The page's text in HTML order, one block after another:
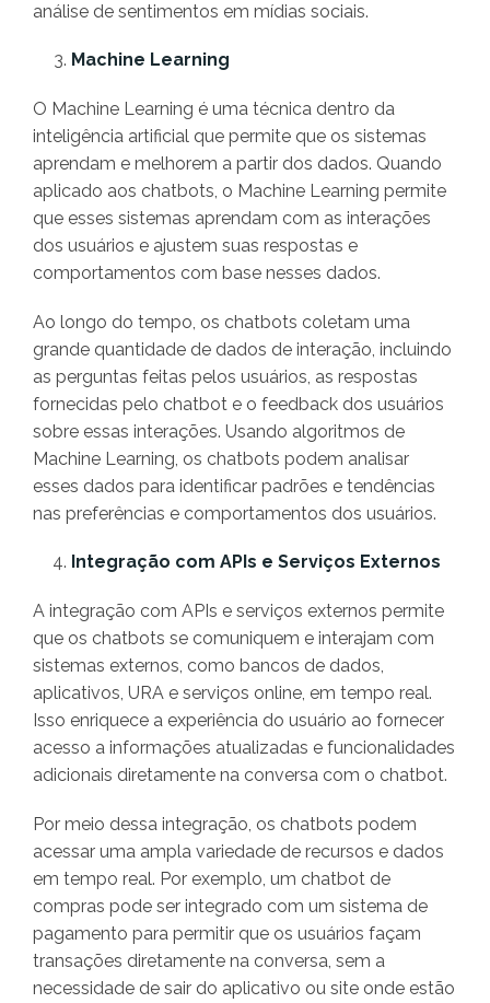
análise de sentimentos em mídias sociais.
Machine Learning
O Machine Learning é uma técnica dentro da
inteligência artificial que permite que os sistemas
aprendam e melhorem a partir dos dados. Quando
aplicado aos chatbots, o Machine Learning permite
que esses sistemas aprendam com as interações
dos usuários e ajustem suas respostas e
comportamentos com base nesses dados.
Ao longo do tempo, os chatbots coletam uma
grande quantidade de dados de interação, incluindo
as perguntas feitas pelos usuários, as respostas
fornecidas pelo chatbot e o feedback dos usuários
sobre essas interações. Usando algoritmos de
Machine Learning, os chatbots podem analisar
esses dados para identificar padrões e tendências
nas preferências e comportamentos dos usuários.
Integração com APIs e Serviços Externos
A integração com APIs e serviços externos permite
que os chatbots se comuniquem e interajam com
sistemas externos, como bancos de dados,
aplicativos, URA e serviços online, em tempo real.
Isso enriquece a experiência do usuário ao fornecer
acesso a informações atualizadas e funcionalidades
adicionais diretamente na conversa com o chatbot.
Por meio dessa integração, os chatbots podem
acessar uma ampla variedade de recursos e dados
em tempo real. Por exemplo, um chatbot de
compras pode ser integrado com um sistema de
pagamento para permitir que os usuários façam
transações diretamente na conversa, sem a
necessidade de sair do aplicativo ou site onde estão